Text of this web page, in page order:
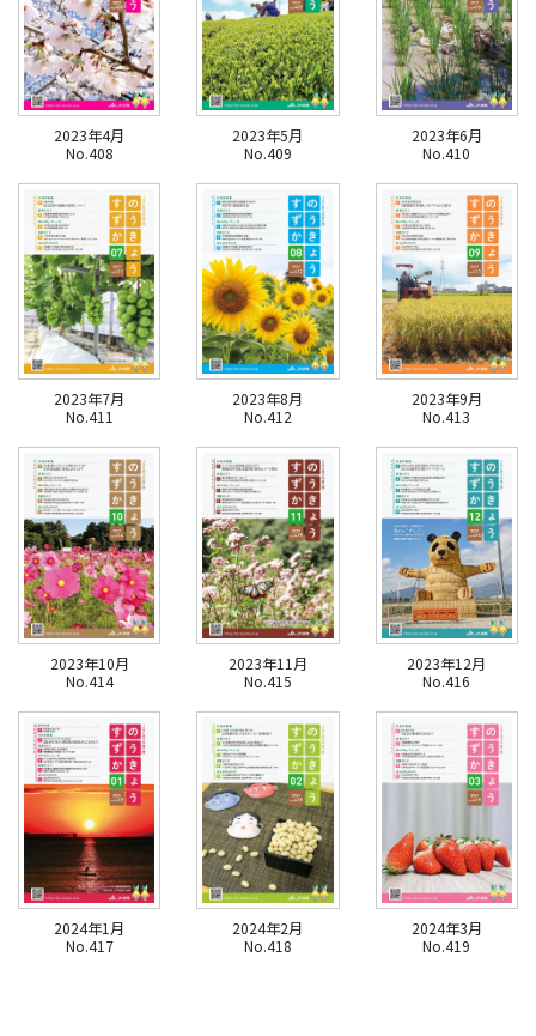
2023年4月
No.408
2023年5月
No.409
2023年6月
No.410
2023年7月
No.411
2023年8月
No.412
2023年9月
No.413
2023年10月
No.414
2023年11月
No.415
2023年12月
No.416
2024年1月
No.417
2024年2月
No.418
2024年3月
No.419